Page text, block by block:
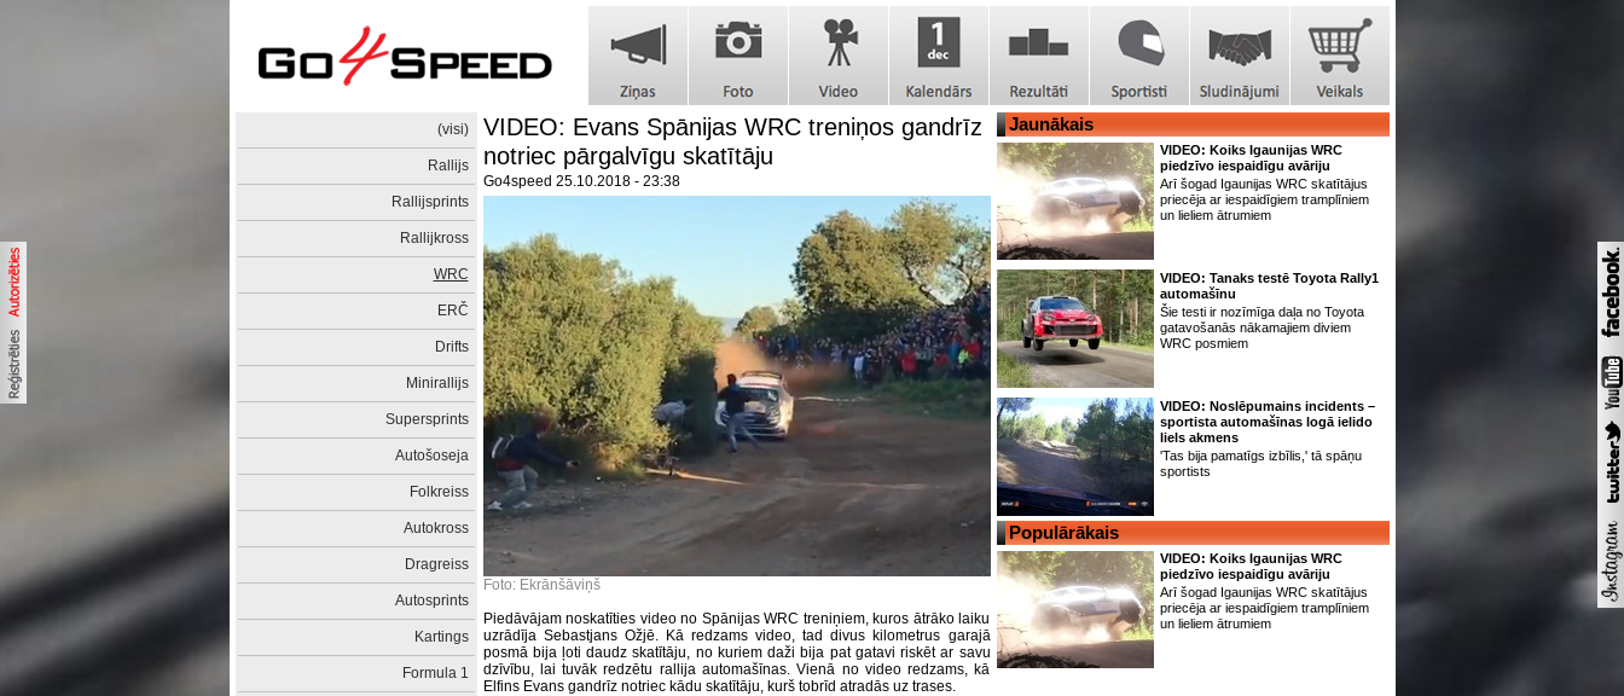
(visi)
Rallijs
Rallijsprints
Rallijkross
WRC
ERČ
Drifts
Minirallijs
Supersprints
Autošoseja
Folkreiss
Autokross
Dragreiss
Autosprints
Kartings
Formula 1
VIDEO: Evans Spānijas WRC treniņos gandrīz
notriec pārgalvīgu skatītāju
Go4speed 25.10.2018 - 23:38
Foto: Ekrānšāviņš
Piedāvājam noskatīties video no Spānijas WRC treniņiem, kuros ātrāko laiku
uzrādīja Sebastjans Ožjē. Kā redzams video, tad divus kilometrus garajā
posmā bija ļoti daudz skatītāju, no kuriem daži bija pat gatavi riskēt ar savu
dzīvību, lai tuvāk redzētu rallija automašīnas. Vienā no video redzams, kā
Elfins Evans gandrīz notriec kādu skatītāju, kurš tobrīd atradās uz trases.
Jaunākais
VIDEO: Koiks Igaunijas WRC
piedzīvo iespaidīgu avāriju
Arī šogad Igaunijas WRC skatītājus
priecēja ar iespaidīgiem tramplīniem
un lieliem ātrumiem
VIDEO: Tanaks testē Toyota Rally1
automašīnu
Šie testi ir nozīmīga daļa no Toyota
gatavošanās nākamajiem diviem
WRC posmiem
VIDEO: Noslēpumains incidents –
sportista automašīnas logā ielido
liels akmens
'Tas bija pamatīgs izbīlis,' tā spāņu
sportists
Populārākais
VIDEO: Koiks Igaunijas WRC
piedzīvo iespaidīgu avāriju
Arī šogad Igaunijas WRC skatītājus
priecēja ar iespaidīgiem tramplīniem
un lieliem ātrumiem